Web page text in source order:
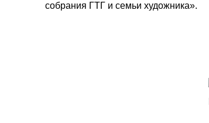
собрания ГТГ и семьи художника».